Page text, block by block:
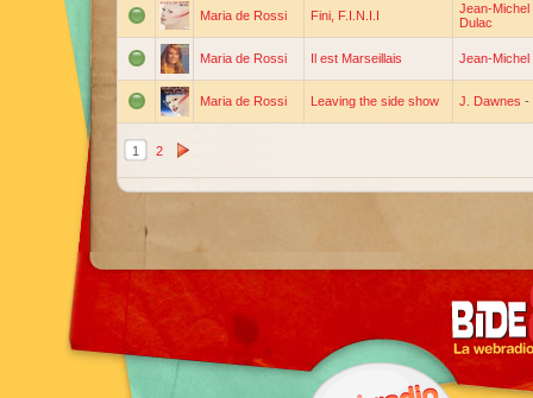
Maria de Rossi Fini, F.I.N.I.I
Jean-Michel
Dulac
Maria de Rossi Il est Marseillais Jean-Michel
Maria de Rossi Leaving the side show J. Dawnes -
1 2